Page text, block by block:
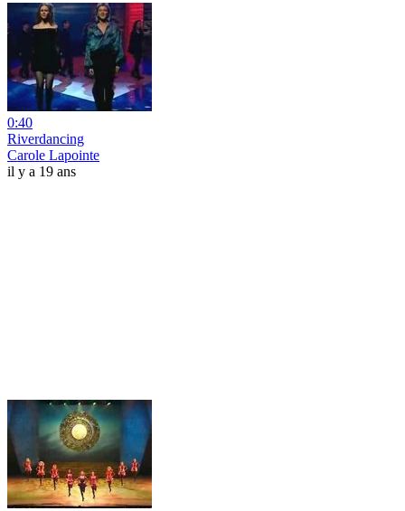
0:40
Riverdancing
Carole Lapointe
il y a 19 ans